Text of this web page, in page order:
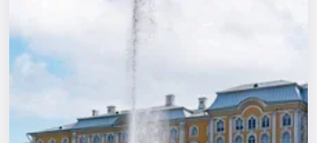
Квесты
Экскурсии
События